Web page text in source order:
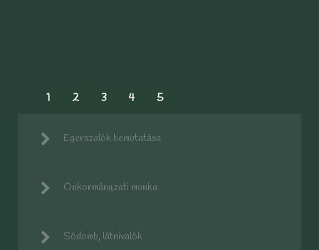
1 2 3 4 5
Egerszalók bemutatása
Önkormányzati munka
Sódomb, látnivalók